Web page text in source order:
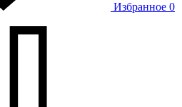
Избранное 0